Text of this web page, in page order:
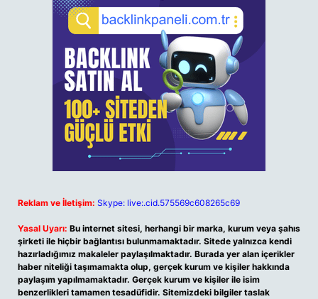
Reklam ve İletişim: Skype: live:.cid.575569c608265c69
Yasal Uyarı: Bu internet sitesi, herhangi bir marka, kurum veya şahıs
şirketi ile hiçbir bağlantısı bulunmamaktadır. Sitede yalnızca kendi
hazırladığımız makaleler paylaşılmaktadır. Burada yer alan içerikler
haber niteliği taşımamakta olup, gerçek kurum ve kişiler hakkında
paylaşım yapılmamaktadır. Gerçek kurum ve kişiler ile isim
benzerlikleri tamamen tesadüfidir. Sitemizdeki bilgiler taslak